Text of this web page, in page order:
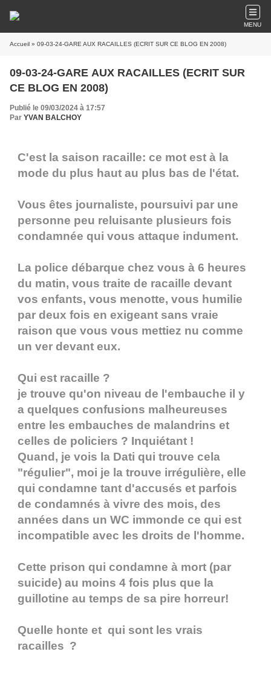
MENU
Accueil » 09-03-24-GARE AUX RACAILLES (ECRIT SUR CE BLOG EN 2008)
09-03-24-GARE AUX RACAILLES (ECRIT SUR
CE BLOG EN 2008)
Publié le 09/03/2024 à 17:57
Par YVAN BALCHOY
C'est la saison racaille: ce mot est à la
mode du plus haut au plus bas de l'état.
Vous êtes journaliste, poursuivi par une
personne peu reluisante plusieurs fois
condamnée qui vous attaque indument.
La police débarque chez vous à 6 heures
du matin, vous traite de racaille devant
vos enfants, vous menotte, vous humilie
par deux fois en exigeant sans vraie
raison que vous vous mettiez nu comme
un ver devant eux.
Qui est racaille ?
je trouve qu'on niveau de l'embauche il y
a quelques confusions malheureuses
entre les embauches de malandrins et
celles de policiers ? Inquiétant !
Quand, je vois la Dati qui trouve cela
"régulier", moi je la trouve irrégulière, elle
qui condamne tant d'accusés et parfois
de condamnés à vivre des mois, des
années dans un WC immonde ce qui est
incompatible avec les droits de l'homme.
Cette prison qui condamne à mort (par
suicide) au moins 4 fois plus que la
guillotine au temps de sa pire horreur!
Quelle honte et qui sont les vrais
racailles ?